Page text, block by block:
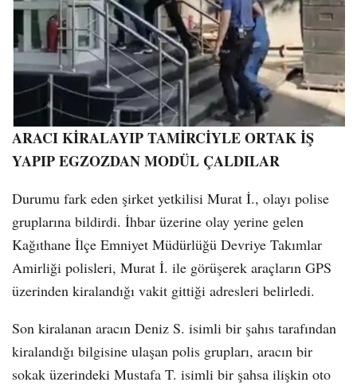
ARACI KİRALAYIP TAMİRCİYLE ORTAK İŞ
YAPIP EGZOZDAN MODÜL ÇALDILAR
Durumu fark eden şirket yetkilisi Murat İ., olayı polise
gruplarına bildirdi. İhbar üzerine olay yerine gelen
Kağıthane İlçe Emniyet Müdürlüğü Devriye Takımlar
Amirliği polisleri, Murat İ. ile görüşerek araçların GPS
üzerinden kiralandığı vakit gittiği adresleri belirledi.
Son kiralanan aracın Deniz S. isimli bir şahıs tarafından
kiralandığı bilgisine ulaşan polis grupları, aracın bir
sokak üzerindeki Mustafa T. isimli bir şahsa ilişkin oto